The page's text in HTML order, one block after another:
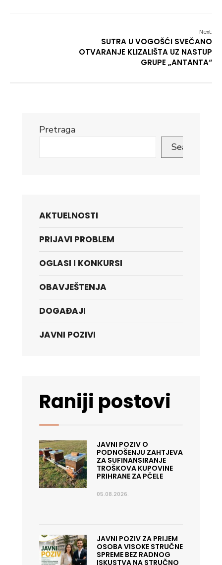
Next:
SUTRA U VOGOŠĆI SVEČANO
OTVARANJE KLIZALIŠTA UZ NASTUP
GRUPE „ANTANTA“
Pretraga
Search
AKTUELNOSTI
PRIJAVI PROBLEM
OGLASI I KONKURSI
OBAVJEŠTENJA
DOGAĐAJI
JAVNI POZIVI
Raniji postovi
JAVNI POZIV O
PODNOŠENJU ZAHTJEVA
ZA SUFINANSIRANJE
TROŠKOVA KUPOVINE
PRIHRANE ZA PČELE
05.08.2026.
JAVNI POZIV ZA PRIJEM
OSOBA VISOKE STRUČNE
SPREME BEZ RADNOG
ISKUSTVA NA STRUČNO